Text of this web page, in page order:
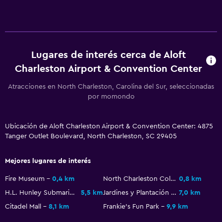
Secador de pelo
Aseo
Papel higiénico
Salud y seguridad
Botiquín de primeros auxilios
Cámaras CCTV en zonas comunes
Detector de monóxido de carbono
Seguridad las 24 horas
Lugares de interés cerca de Aloft
Charleston Airport & Convention Center
Atracciones en North Charleston, Carolina del Sur, seleccionadas
por momondo
Ubicación de Aloft Charleston Airport & Convention Center: 4875
Tanger Outlet Boulevard, North Charleston, SC 29405
Mejores lugares de interés
Fire Museum 0,4 km North Charleston Coliseum 0,8 km
H.L. Hunley Submarine
5,5 km Jardines y Plantación Magnolia 7,0 km
Citadel Mall
8,1 km Frankie's Fun Park 9,9 km